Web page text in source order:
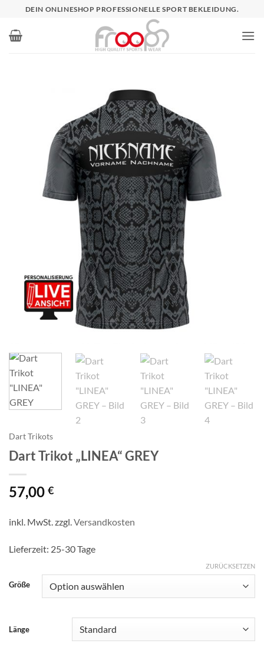
springen
DEIN ONLINESHOP PROFESSIONELLE SPORT BEKLEIDUNG.
Dart Trikots
Dart Trikot „LINEA“ GREY
57,00 €
inkl. MwSt.zzgl.Versandkosten
Lieferzeit: 25-30 Tage
Größe
ZURÜCKSETZEN
Länge